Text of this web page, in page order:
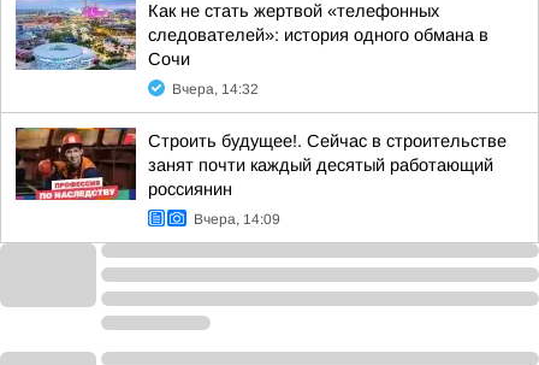
Как не стать жертвой «телефонных
следователей»: история одного обмана в
Сочи
Вчера, 14:32
Строить будущее!. Сейчас в строительстве
занят почти каждый десятый работающий
россиянин
Вчера, 14:09